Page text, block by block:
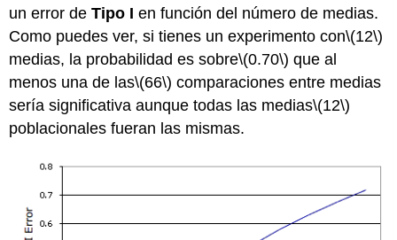
un error deTipo I en función del número de medias.
Como puedes ver, si tienes un experimento con\(12\)
medias, la probabilidad es sobre\(0.70\) que al
menos una de las\(66\) comparaciones entre medias
sería significativa aunque todas las medias\(12\)
poblacionales fueran las mismas.